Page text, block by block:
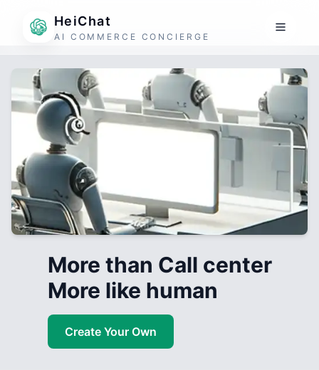
HeiChat
AI COMMERCE CONCIERGE
More than Call center
More like human
Create Your Own